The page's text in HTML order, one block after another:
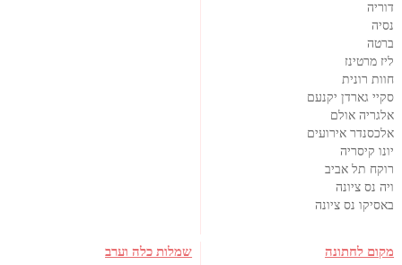
דוריה
נסיה
ברטה
ליז מרטינז
חוות רונית
סקיי גארדן יקנעם
אלגריה אולם
אלכסנדר אירועים
יונו קיסריה
רוקח תל אביב
ויה נס ציונה
באסיקו נס ציונה
מקום לחתונה שמלות כלה וערב